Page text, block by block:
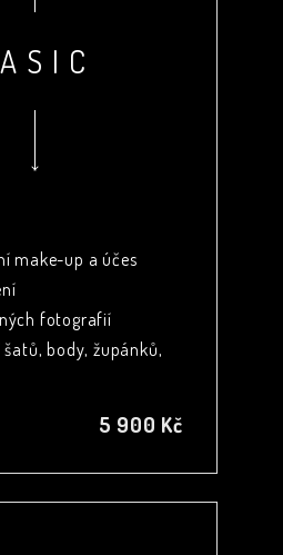
make-up a účes
fotografií
šatů, body, župánků,
5 900 Kč